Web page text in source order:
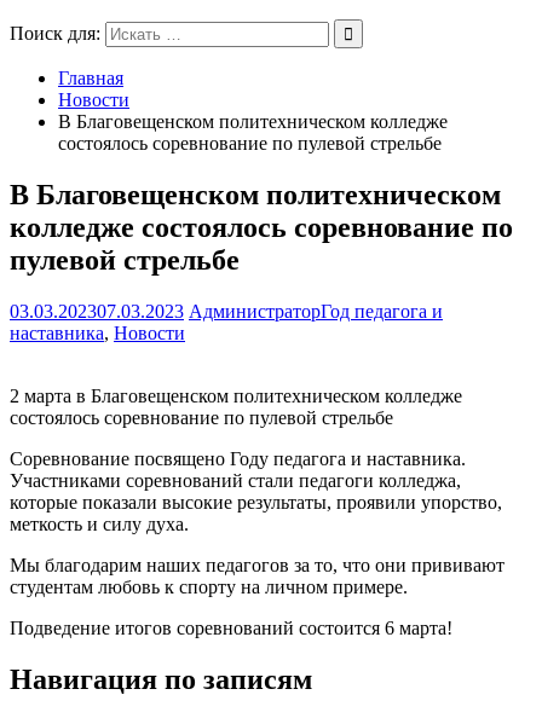
Поиск для:
Главная
Новости
В Благовещенском политехническом колледже
состоялось соревнование по пулевой стрельбе
В Благовещенском политехническом
колледже состоялось соревнование по
пулевой стрельбе
03.03.202307.03.2023 АдминистраторГод педагога и
наставника, Новости
2 марта в Благовещенском политехническом колледже
состоялось соревнование по пулевой стрельбе
Соревнование посвящено Году педагога и наставника.
Участниками соревнований стали педагоги колледжа,
которые показали высокие результаты, проявили упорство,
меткость и силу духа.
Мы благодарим наших педагогов за то, что они прививают
студентам любовь к спорту на личном примере.
Подведение итогов соревнований состоится 6 марта!
Навигация по записям